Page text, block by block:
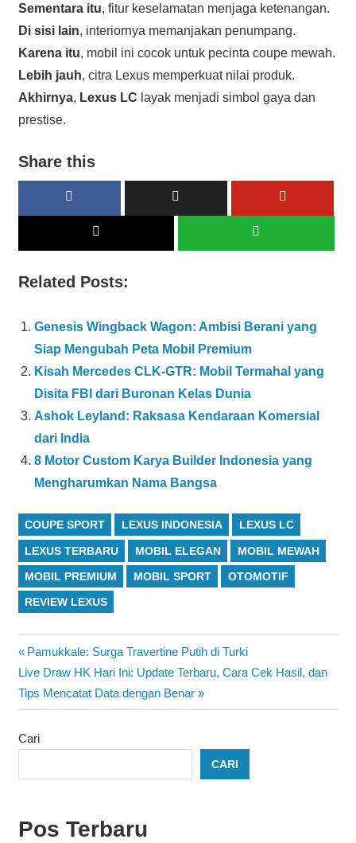
Sementara itu, fitur keselamatan menjaga ketenangan.
Di sisi lain, interiornya memanjakan penumpang.
Karena itu, mobil ini cocok untuk pecinta coupe mewah.
Lebih jauh, citra Lexus memperkuat nilai produk.
Akhirnya, Lexus LC layak menjadi simbol gaya dan
prestise.
Share this
Related Posts:
Genesis Wingback Wagon: Ambisi Berani yang
Siap Mengubah Peta Mobil Premium
Kisah Mercedes CLK-GTR: Mobil Termahal yang
Disita FBI dari Buronan Kelas Dunia
Ashok Leyland: Raksasa Kendaraan Komersial
dari India
8 Motor Custom Karya Builder Indonesia yang
Mengharumkan Nama Bangsa
COUPE SPORT LEXUS INDONESIA LEXUS LC
LEXUS TERBARU MOBIL ELEGAN MOBIL MEWAH
MOBIL PREMIUM MOBIL SPORT OTOMOTIF
REVIEW LEXUS
Navigasi
pos
Previous
Post:
Pamukkale: Surga Travertine Putih di Turki
Next
Post:
Live Draw HK Hari Ini: Update Terbaru, Cara Cek Hasil, dan
Tips Mencatat Data dengan Benar
Cari
CARI
Pos Terbaru